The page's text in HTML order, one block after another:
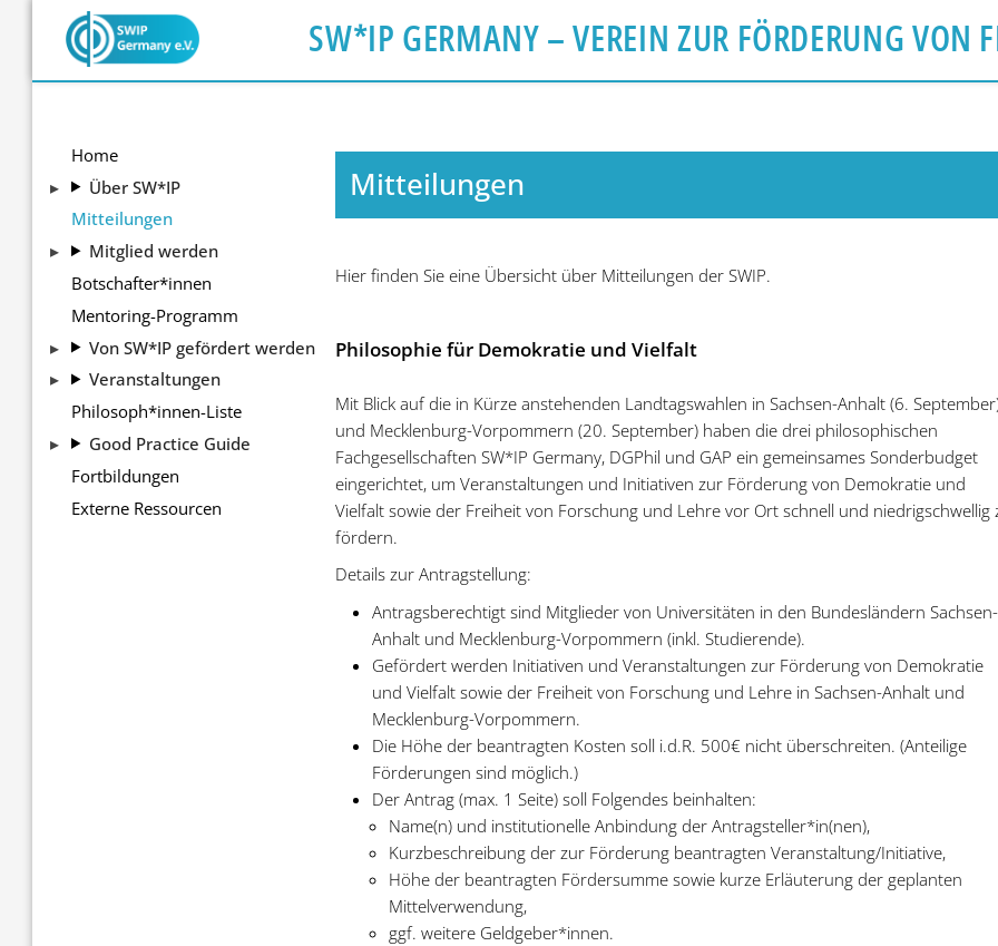
SW*IP GERMANY – VEREIN ZUR FÖRDERUNG VON
Home
Über SW*IP
Mitteilungen
Mitglied werden
Botschafter*innen
Mentoring-Programm
Von SW*IP gefördert werden
Veranstaltungen
Philosoph*innen-Liste
Good Practice Guide
Fortbildungen
Externe Ressourcen
Mitteilungen
Hier finden Sie eine Übersicht über Mitteilungen der SWIP.
Philosophie für Demokratie und Vielfalt
Mit Blick auf die in Kürze anstehenden Landtagswahlen in Sachsen-Anhalt (6.
und Mecklenburg-Vorpommern (20. September) haben die drei philosophischen
Fachgesellschaften SW*IP Germany, DGPhil und GAP ein gemeinsames Sonderbudget
eingerichtet, um Veranstaltungen und Initiativen zur Förderung von Demokratie und
Vielfalt sowie der Freiheit von Forschung und Lehre vor Ort schnell und niedrigschwellig
fördern.
Details zur Antragstellung:
Antragsberechtigt sind Mitglieder von Universitäten in den Bundesländern Sachsen-
Anhalt und Mecklenburg-Vorpommern (inkl. Studierende).
Gefördert werden Initiativen und Veranstaltungen zur Förderung von Demokratie
und Vielfalt sowie der Freiheit von Forschung und Lehre in Sachsen-Anhalt und
Mecklenburg-Vorpommern.
Die Höhe der beantragten Kosten soll i.d.R. 500€ nicht überschreiten. (Anteilige
Förderungen sind möglich.)
Der Antrag (max. 1 Seite) soll Folgendes beinhalten:
Name(n) und institutionelle Anbindung der Antragsteller*in(nen),
Kurzbeschreibung der zur Förderung beantragten Veranstaltung/Initiative,
Höhe der beantragten Fördersumme sowie kurze Erläuterung der geplanten
Mittelverwendung,
ggf. weitere Geldgeber*innen.